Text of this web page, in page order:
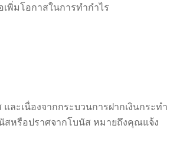
พิ่มโอกาสในการทำกำไร
ะเนื่องจากกระบวนการฝากเงินกระทำ
สหรือปราศจากโบนัส หมายถึงคุณแจ้ง